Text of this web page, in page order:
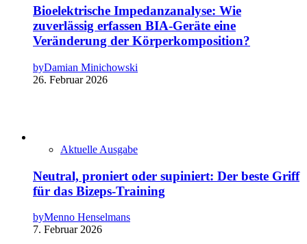
Bioelektrische Impedanzanalyse: Wie
zuverlässig erfassen BIA-Geräte eine
Veränderung der Körperkomposition?
byDamian Minichowski
26. Februar 2026
Aktuelle Ausgabe
Neutral, proniert oder supiniert: Der beste Griff
für das Bizeps-Training
byMenno Henselmans
7. Februar 2026